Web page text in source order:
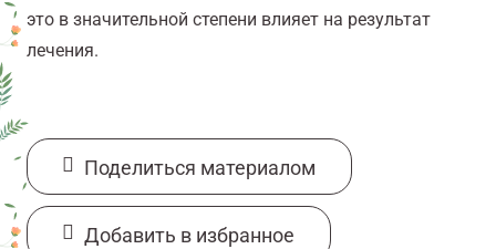
это в значительной степени влияет на результат
лечения.
Поделиться материалом
Добавить в избранное